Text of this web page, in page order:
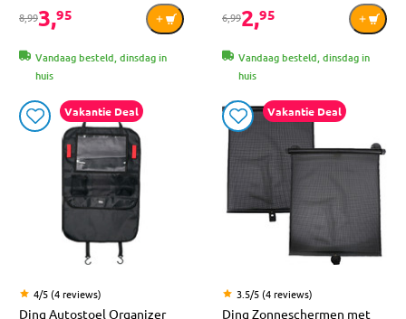
8,993,95
Vandaag besteld, dinsdag in
huis
6,992,95
Vandaag besteld, dinsdag in
huis
Vakantie Deal
4/5 (4 reviews)
Ding Autostoel Organizer
Vakantie Deal
3.5/5 (4 reviews)
Ding Zonneschermen met